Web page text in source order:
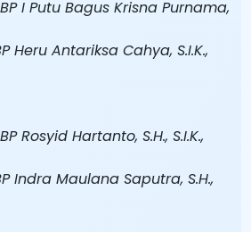
I Putu Bagus Krisna Purnama,
Heru Antariksa Cahya, S.I.K.,
Rosyid Hartanto, S.H., S.I.K.,
Indra Maulana Saputra, S.H.,